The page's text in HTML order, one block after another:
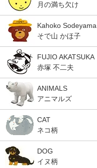
月の満ち欠け
Kahoko Sodeyama
そで山 かほ子
FUJIO AKATSUKA
赤塚 不二夫
ANIMALS
アニマルズ
CAT
ネコ柄
DOG
イヌ柄